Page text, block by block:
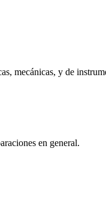
mecánicas, y de
en general.